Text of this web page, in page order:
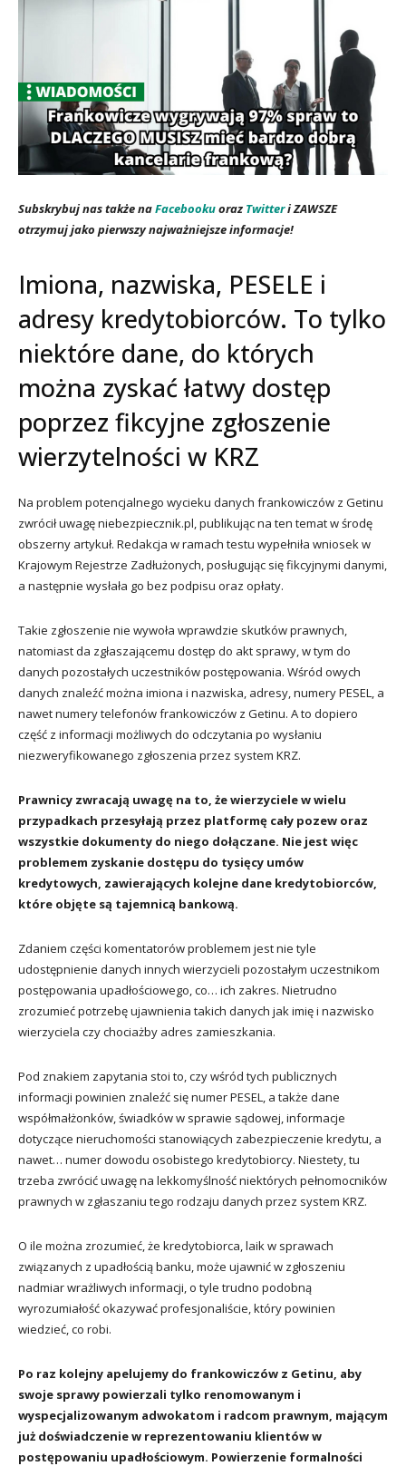
Subskrybuj nas także naFacebookuoraz Twitteri ZAWSZE
otrzymuj jako pierwszy najważniejsze informacje!
Imiona, nazwiska, PESELE i
adresy kredytobiorców. To tylko
niektóre dane, do których
można zyskać łatwy dostęp
poprzez fikcyjne zgłoszenie
wierzytelności w KRZ
Na problem potencjalnego wycieku danych frankowiczów z Getinu
zwrócił uwagę niebezpiecznik.pl, publikując na ten temat w środę
obszerny artykuł. Redakcja w ramach testu wypełniła wniosek w
Krajowym Rejestrze Zadłużonych, posługując się fikcyjnymi danymi,
a następnie wysłała go bez podpisu oraz opłaty.
Takie zgłoszenie nie wywoła wprawdzie skutków prawnych,
natomiast da zgłaszającemu dostęp do akt sprawy, w tym do
danych pozostałych uczestników postępowania. Wśród owych
danych znaleźć można imiona i nazwiska, adresy, numery PESEL, a
nawet numery telefonów frankowiczów z Getinu. A to dopiero
część z informacji możliwych do odczytania po wysłaniu
niezweryfikowanego zgłoszenia przez system KRZ.
Prawnicy zwracają uwagę na to, że wierzyciele w wielu
przypadkach przesyłają przez platformę cały pozew oraz
wszystkie dokumenty do niego dołączane. Nie jest więc
problemem zyskanie dostępu do tysięcy umów
kredytowych, zawierających kolejne dane kredytobiorców,
które objęte są tajemnicą bankową.
Zdaniem części komentatorów problemem jest nie tyle
udostępnienie danych innych wierzycieli pozostałym uczestnikom
postępowania upadłościowego, co… ich zakres. Nietrudno
zrozumieć potrzebę ujawnienia takich danych jak imię i nazwisko
wierzyciela czy chociażby adres zamieszkania.
Pod znakiem zapytania stoi to, czy wśród tych publicznych
informacji powinien znaleźć się numer PESEL, a także dane
współmałżonków, świadków w sprawie sądowej, informacje
dotyczące nieruchomości stanowiących zabezpieczenie kredytu, a
nawet… numer dowodu osobistego kredytobiorcy. Niestety, tu
trzeba zwrócić uwagę na lekkomyślność niektórych pełnomocników
prawnych w zgłaszaniu tego rodzaju danych przez system KRZ.
O ile można zrozumieć, że kredytobiorca, laik w sprawach
związanych z upadłością banku, może ujawnić w zgłoszeniu
nadmiar wrażliwych informacji, o tyle trudno podobną
wyrozumiałość okazywać profesjonaliście, który powinien
wiedzieć, co robi.
Po raz kolejny apelujemy do frankowiczów z Getinu, aby
swoje sprawy powierzali tylko renomowanym i
wyspecjalizowanym adwokatom i radcom prawnym, mającym
już doświadczenie w reprezentowaniu klientów w
postępowaniu upadłościowym. Powierzenie formalności